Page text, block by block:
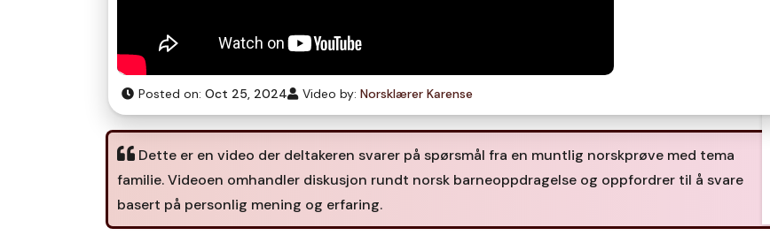
Posted on: Oct 25, 2024 Video by: Norsklærer Karense
Dette er en video der deltakeren svarer på spørsmål fra en muntlig norskprøve med tema
familie. Videoen omhandler diskusjon rundt norsk barneoppdragelse og oppfordrer til å svare
basert på personlig mening og erfaring.